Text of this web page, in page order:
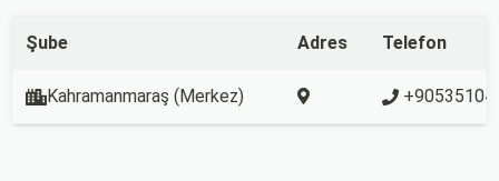
Şube Adres Telefon
Kahramanmaraş (Merkez)